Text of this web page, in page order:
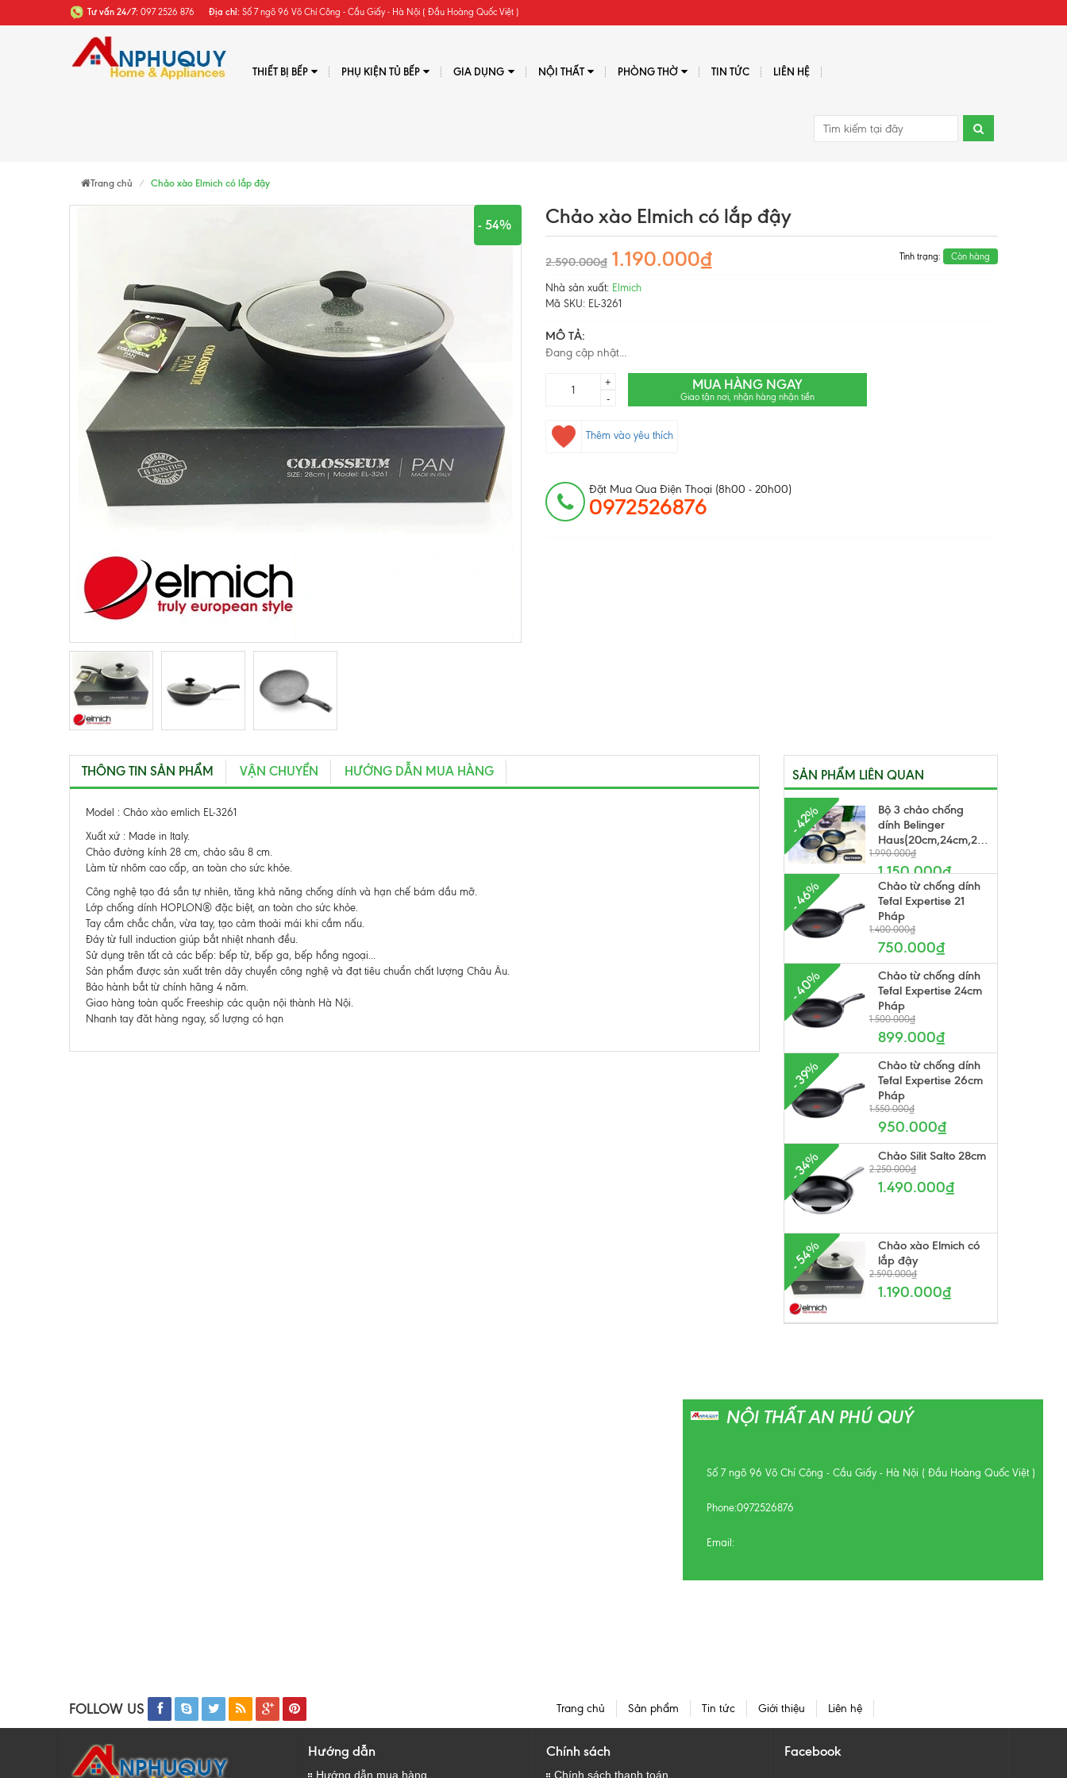
Tư vấn 24/7: 097 2526 876 Địa chỉ: Số 7 ngõ 96 Võ Chí Công - Cầu Giấy - Hà Nội ( Đầu Hoàng Quốc Việt )
THIẾT BỊ BẾP PHỤ KIỆN TỦ BẾP GIA DỤNG NỘI THẤT PHÒNG THỜ TIN TỨC LIÊN HỆ
Trang chủ Chảo xào Elmich có lắp đậy
- 54% Chảo xào Elmich có lắp đậy
2.590.000₫ 1.190.000₫ Tình trạng: Còn hàng
Nhà sản xuất: Elmich
Mã SKU: EL-3261
MÔ TẢ:
Đang cập nhật...
+
-
MUA HÀNG NGAY
Giao tận nơi, nhận hàng nhận tiền
Thêm vào yêu thích
Đặt Mua Qua Điện Thoại (8h00 - 20h00)
0972526876
THÔNG TIN SẢN PHẨM VẬN CHUYỂN HƯỚNG DẪN MUA HÀNG
Model : Chảo xào emlich EL-3261
Xuất xứ : Made in Italy.
Chảo đường kính 28 cm, chảo sâu 8 cm.
Làm từ nhôm cao cấp, an toàn cho sức khỏe.
Công nghệ tạo đá sần tự nhiên, tăng khả năng chống dính và hạn chế bám dầu mỡ.
Lớp chống dính HOPLON® đặc biệt, an toàn cho sức khỏe.
Tay cầm chắc chắn, vừa tay, tạo cảm thoải mái khi cầm nấu.
Đáy từ full induction giúp bắt nhiệt nhanh đều.
Sử dụng trên tất cả các bếp: bếp từ, bếp ga, bếp hồng ngoại...
Sản phẩm được sản xuất trên dây chuyền công nghệ và đạt tiêu chuẩn chất lượng Châu Âu.
Bảo hành bắt từ chính hãng 4 năm.
Giao hàng toàn quốc Freeship các quận nội thành Hà Nội.
Nhanh tay đăt hàng ngay, số lượng có hạn
SẢN PHẨM LIÊN QUAN
- 42%
Bộ 3 chảo chống
dính Belinger
Haus(20cm,24cm,28cm)
1.990.000₫
1.150.000₫
- 46%
Chảo từ chống dính
Tefal Expertise 21
Pháp
1.400.000₫
750.000₫
- 40%
Chảo từ chống dính
Tefal Expertise 24cm
Pháp
1.500.000₫
899.000₫
- 39%
Chảo từ chống dính
Tefal Expertise 26cm
Pháp
1.550.000₫
950.000₫
- 34% Chảo Silit Salto 28cm
2.250.000₫
1.490.000₫
- 54%
Chảo xào Elmich có
lắp đậy
2.590.000₫
1.190.000₫
NỘI THẤT AN PHÚ QUÝ
Số 7 ngõ 96 Võ Chí Công - Cầu Giấy - Hà Nội ( Đầu Hoàng Quốc Việt )
Phone:0972526876
Email:
FOLLOW US Trang chủ Sản phẩm Tin tức Giới thiệu Liên hệ
Hướng dẫn
Hướng dẫn mua hàng
Chính sách
Chính sách thanh toán
Facebook